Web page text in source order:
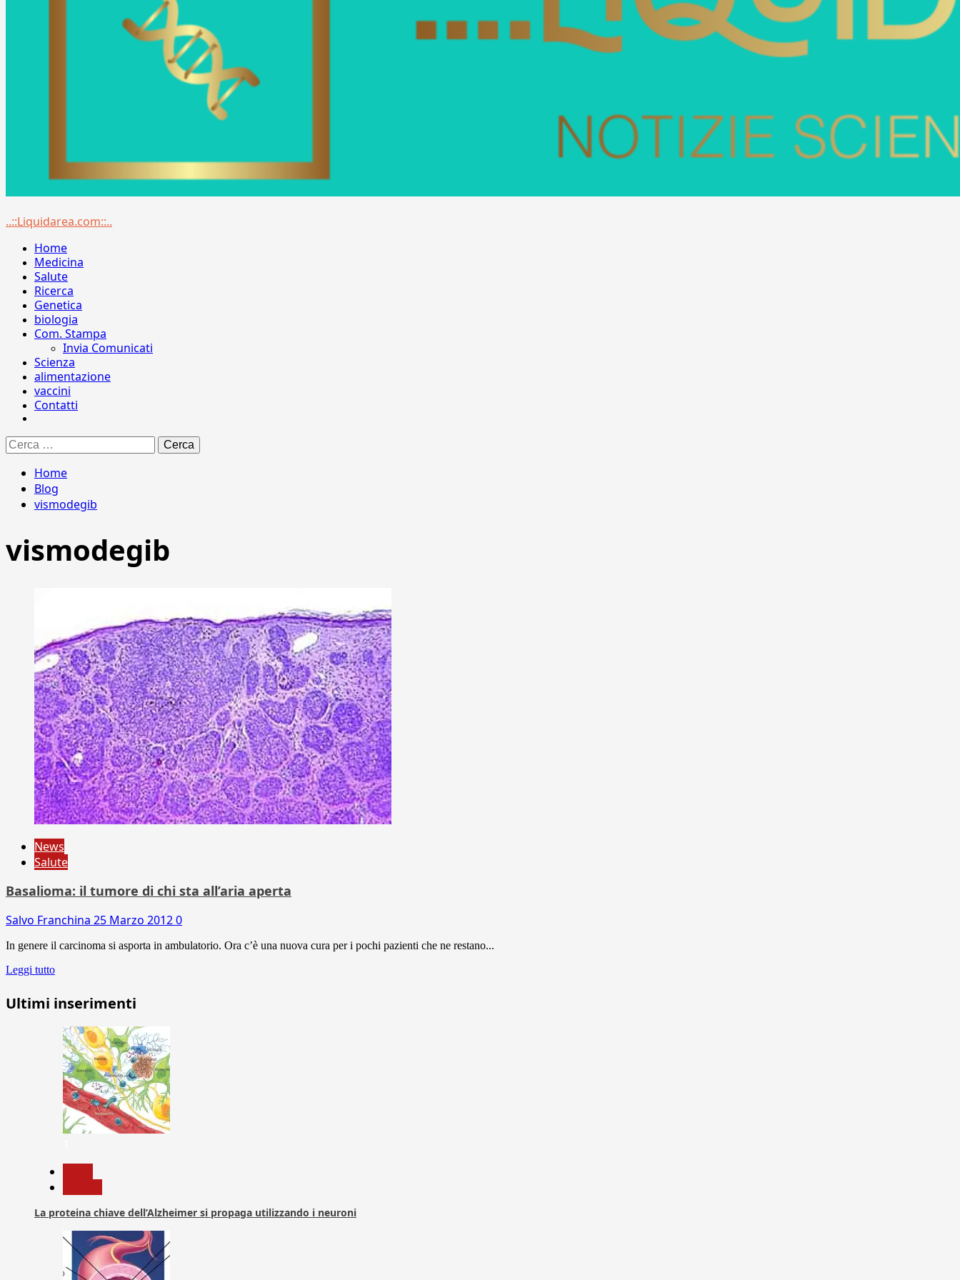
Menu
..::Liquidarea.com::..
Home
Medicina
Salute
Ricerca
Genetica
biologia
Com. Stampa
Invia Comunicati
Scienza
alimentazione
vaccini
Contatti
Ricerca
per:
Home
Blog
vismodegib
vismodegib
News
Salute
Basalioma: il tumore di chi sta all’aria aperta
Salvo Franchina 25 Marzo 20120
In genere il carcinoma si asporta in ambulatorio. Ora c’è una nuova cura per i pochi pazienti che ne restano...
Leggi tutto
Ultimi inserimenti
La proteina chiave dell’Alzheimer si propaga utilizzando i neuroni